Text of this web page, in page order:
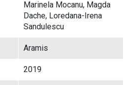
Marinela Mocanu, Magda
Dache, Loredana-Irena
Sandulescu
Aramis
2019